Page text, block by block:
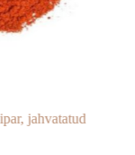
jahvatatud